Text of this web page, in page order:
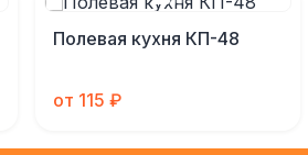
Полевая кухня КП-48
от 115 ₽